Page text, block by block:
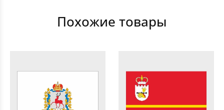
Похожие товары